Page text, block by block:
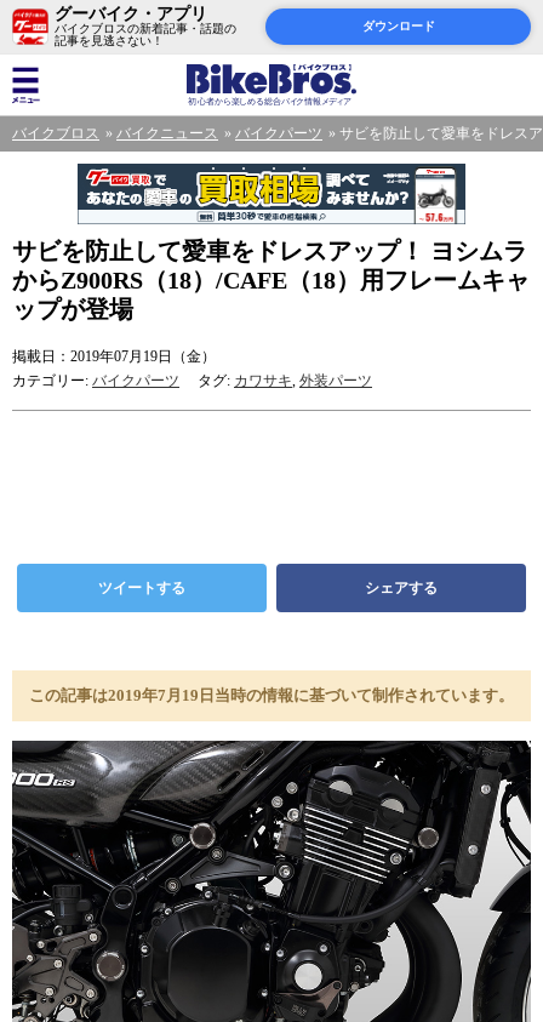
グーバイク・アプリ
バイクブロスの新着記事・話題の
記事を見逃さない！
ダウンロード
バイクブロス バイクニュース バイクパーツ サビを防止して愛車をドレス
サビを防止して愛車をドレスアップ！ ヨシムラ
からZ900RS（18）/CAFE（18）用フレームキャ
ップが登場
掲載日：2019年07月19日（金）
カテゴリー: バイクパーツ タグ: カワサキ, 外装パーツ
ツイートする シェアする
この記事は2019年7月19日当時の情報に基づいて制作されています。